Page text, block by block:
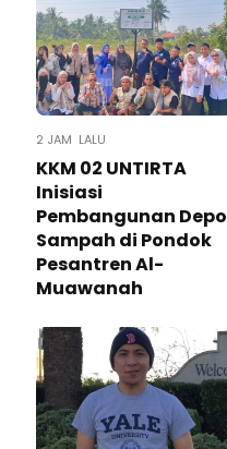
2 JAM LALU
KKM 02 UNTIRTA
Inisiasi
Pembangunan Depo
Sampah di Pondok
Pesantren Al-
Muawanah